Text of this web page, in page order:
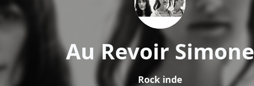
Au Revoir Simone
Rock inde